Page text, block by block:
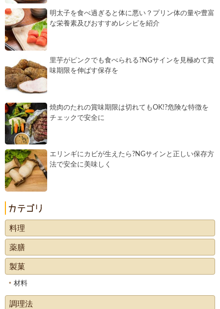
明太子を食べ過ぎると体に悪い？プリン体の量や豊富
な栄養素及びおすすめレシピを紹介
里芋がピンクでも食べられる?NGサインを見極めて賞
味期限を伸ばす保存を
焼肉のたれの賞味期限は切れてもOK!?危険な特徴を
チェックで安全に
エリンギにカビが生えたら?NGサインと正しい保存方
法で安全に美味しく
料理
薬膳
製菓
材料
調理法